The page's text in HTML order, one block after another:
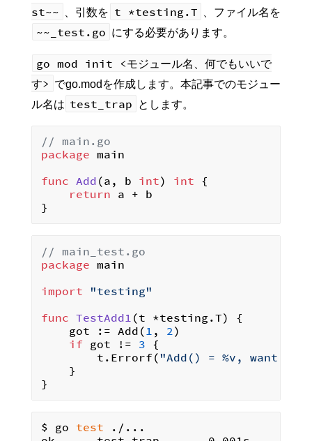
st~~
、引数を t *testing.T 、ファイル名を
~~_test.go にする必要があります。
go mod init <モジュール名、何でもいいで
す> でgo.modを作成します。本記事でのモジュー
ル名は test_trap とします。
// main.go
package main
func Add (a, b int) int {
return a + b
// main_test.go
package main
import "testing"
func TestAdd1 (t *testing.T)
{
	got := Add(
1 , 2 )
if got != 3 {
		t.Errorf(
"Add() = %v, want %v"
$ go test ./...